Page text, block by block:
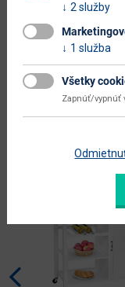
Dokumenty na
2 služby
1 služba
Všetky
Zapnúť/vypnúť